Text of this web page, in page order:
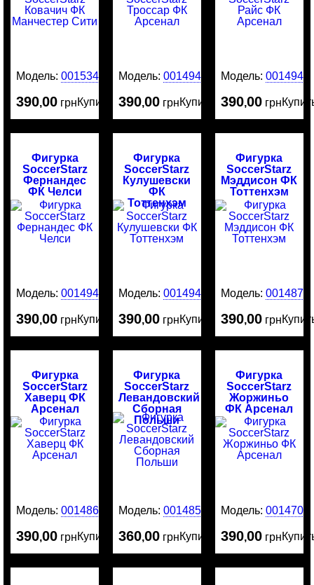
Модель:0015340
390,00 грнКупить
Модель:0014945
390,00 грнКупить
Модель: 0014944
390,00 грн
Фигурка
SoccerStarz
Фернандес
ФК Челси
Модель:0014943
390,00 грнКупить
Фигурка
SoccerStarz
Кулушевски
ФК
Тоттенхэм
Модель:0014942
390,00 грнКупить
Фигурка
SoccerStarz
Мэддисон ФК
Тоттенхэм
Модель: 0014874
390,00 грн
Фигурка
SoccerStarz
Хаверц ФК
Арсенал
Модель:0014865
390,00 грнКупить
Фигурка
SoccerStarz
Левандовский
Сборная
Польши
Модель:0014859
360,00 грнКупить
Фигурка
SoccerStarz
Жоржиньо
ФК Арсенал
Модель: 0014709
390,00 грн